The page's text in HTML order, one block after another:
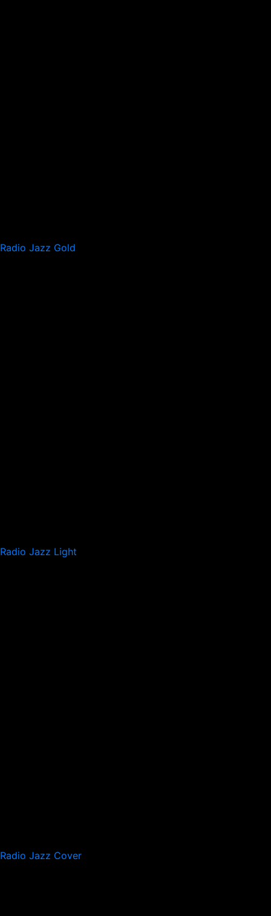
Radio Jazz Gold
Radio Jazz Light
Radio Jazz Cover